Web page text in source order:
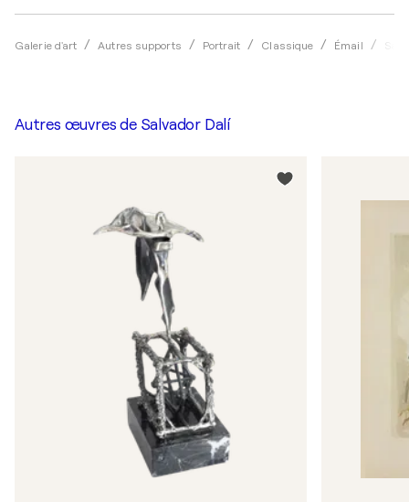
Galerie d'art Autres supports Portrait Classique Émail
Autres œuvres de Salvador Dalí